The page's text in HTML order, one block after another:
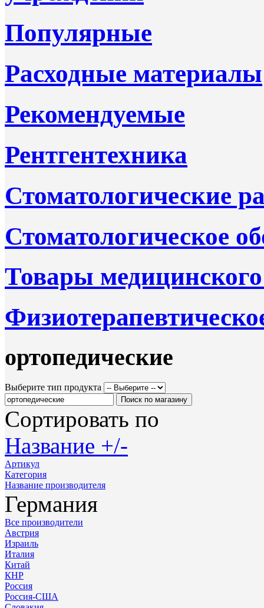
Популярные
Расходные материалы
Рекомендуемые
Рентгентехника
Стоматологические
Стоматологическое
Товары
ортопедические
Выберите тип продукта
Сортировать по
Название +/-
Артикул
Категория
Название производителя
Германия
Все производители
Австрия
Израиль
Италия
Китай
КНР
Россия
Россия-США